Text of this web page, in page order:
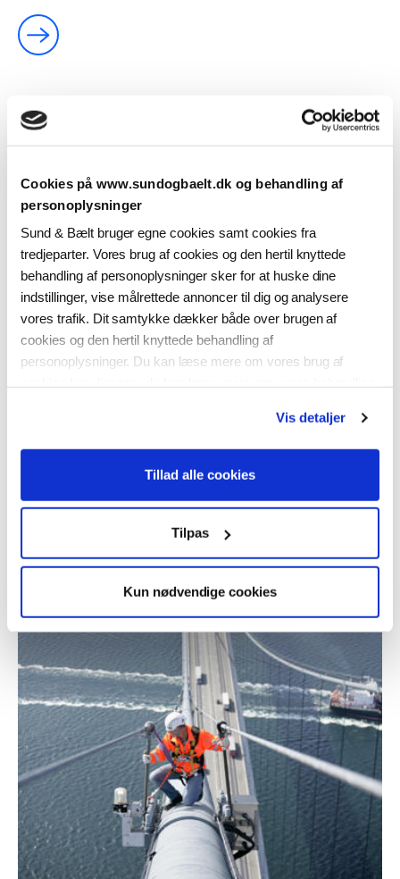
Cookies på www.sundogbaelt.dk og behandling af
personoplysninger
Sund & Bælt bruger egne cookies samt cookies fra
tredjeparter. Vores brug af cookies og den hertil knyttede
behandling af personoplysninger sker for at huske dine
indstillinger, vise målrettede annoncer til dig og analysere
vores trafik. Dit samtykke dækker både over brugen af
cookies og den hertil knyttede behandling af
personoplysninger. Du kan læse mere om vores brug af
tilbagekalde dit samtykke ved at klikke på “Ændring af dit
samtykke” i vores cookiepolitik.
Vis detaljer
Tillad alle cookies
Tilpas
Kun nødvendige cookies
Kommercielle selskaber
Brobizz A/S